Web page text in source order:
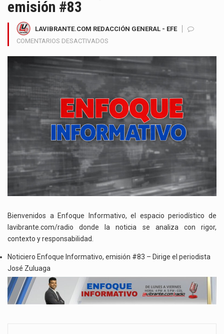
emisión #83
LAVIBRANTE.COM REDACCIÓN GENERAL - EFE
COMENTARIOS DESACTIVADOS
ENFOQUE
INFORMATIVO,
Bienvenidos a Enfoque Informativo, el espacio periodístico de
lavibrante.com/radio donde la noticia se analiza con rigor,
contexto y responsabilidad.
Noticiero Enfoque Informativo, emisión #83 – Dirige el periodista
José Zuluaga